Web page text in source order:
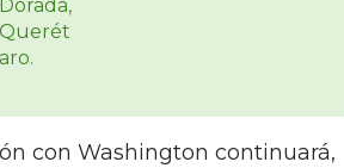
con Washington continuará,